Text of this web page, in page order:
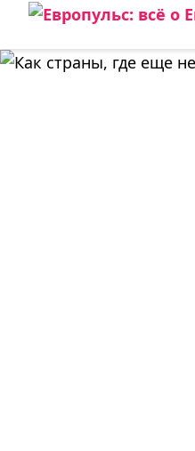
Skip
content
ЕВРОПУЛЬС: ВСЁ